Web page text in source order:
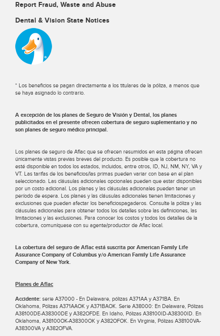
Report Fraud, Waste and Abuse
Dental & Vision State Notices
* Los beneficios se pagan directamente a los titulares de la póliza, a menos que
se haya asignado lo contrario.
A excepción de los planes de Seguro de Visión y Dental, los planes
publicitados en el presente ofrecen cobertura de seguro suplementario y no
son planes de seguro médico principal.
Los planes de seguro de Aflac que se ofrecen resumidos en esta página ofrecen
únicamente vistas previas breves del producto. Es posible que la cobertura no
esté disponible en todos los estados, incluidos, entre otros, ID, NJ, NM, NY, VA y
VT. Las tarifas de los beneficios/las primas pueden variar con base en el plan
seleccionado. Las cláusulas adicionales opcionales pueden que estar disponibles
por un costo adicional. Los planes y las cláusulas adicionales pueden tener un
período de espera. Los planes y las cláusulas adicionales tienen limitaciones y
exclusiones que pueden afectar los beneficiospagaderos. Consulte la póliza y las
cláusulas adicionales para obtener todos los detalles sobre las definiciones, las
limitaciones y las exclusiones. Para conocer los costos y todos los detalles de la
cobertura, comuníquese con su agente/productor de Aflac local.
La cobertura del seguro de Aflac está suscrita por American Family Life
Assurance Company of Columbus y/o American Family Life Assurance
Company of New York.
Planes de Aflac
Accidente: serie A37000 - En Delaware, pólizas A371AA y A371BA. En
Oklahoma, Pólizas A371AAOK y A371BAOK. Serie A38000: En Delaware, Pólizas
A38100DE-A38300DE y A382OFDE. En Idaho, Pólizas A38100ID-A38300ID. En
Oklahoma, A38100OK-A38300OK y A382OFOK. En Virginia, Pólizas A38100VA-
A38300VA y A382OFVA.